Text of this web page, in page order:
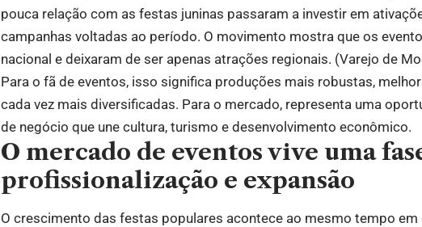
pouca relação com as festas juninas passaram a investir em
campanhas voltadas ao período. O movimento mostra que os
nacional e deixaram de ser apenas atrações regionais. (Varejo de
Para o fã de eventos, isso significa produções mais robustas,
cada vez mais diversificadas. Para o mercado, representa uma
de negócio que une cultura, turismo e desenvolvimento econômico.
O mercado de eventos vive uma
profissionalização e expansão
O crescimento das festas populares acontece ao mesmo tempo